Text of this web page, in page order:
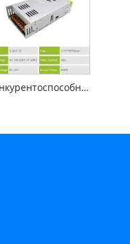
Конкурентоспособный импульсный источник питания 12 В, 600 Вт